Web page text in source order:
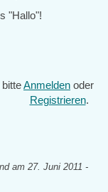
"Hallo"!
Anmelden oder
Registrieren.
am 27. Juni 2011 -